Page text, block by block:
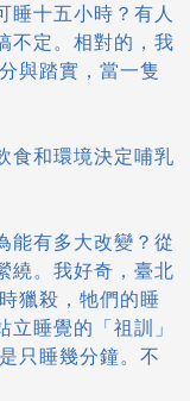
睡十五小時？有人
不定。相對的，我
與踏實，當一隻
食和環境決定哺乳
能有多大改變？從
繞。我好奇，臺北
獵殺，牠們的睡
睡覺的「祖訓」
只睡幾分鐘。不